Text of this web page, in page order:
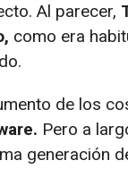
Al parecer,
como era
de los
Pero a
generación